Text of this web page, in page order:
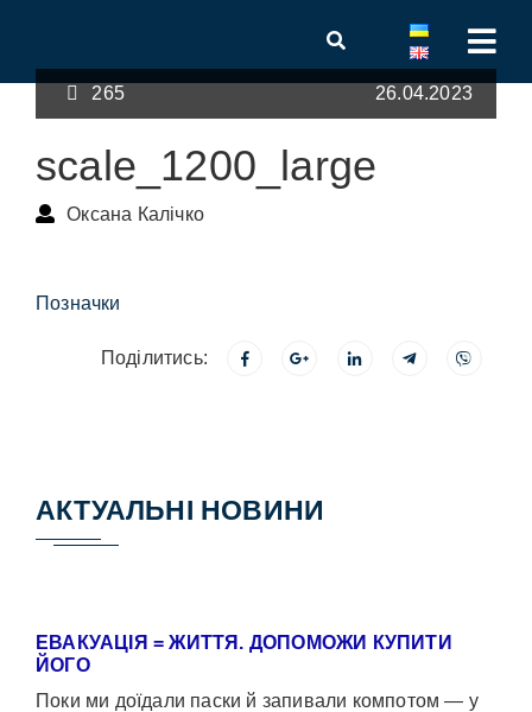
265 26.04.2023
scale_1200_large
Оксана Калічко
Позначки
Поділитись:
АКТУАЛЬНІ НОВИНИ
ЕВАКУАЦІЯ = ЖИТТЯ. ДОПОМОЖИ КУПИТИ
ЙОГО
Поки ми доїдали паски й запивали компотом — у